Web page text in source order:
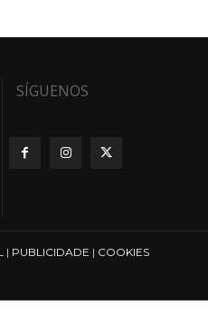
SÍGUENOS
| PUBLICIDADE | COOKIES